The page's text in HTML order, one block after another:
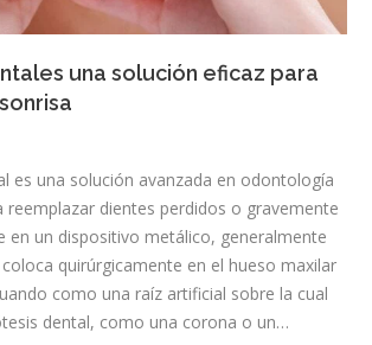
una solución eficaz para
es una solución avanzada en odontología
reemplazar dientes perdidos o gravemente
en un dispositivo metálico, generalmente
quirúrgicamente en el hueso maxilar
como una raíz artificial sobre la cual
dental, como una corona o un…